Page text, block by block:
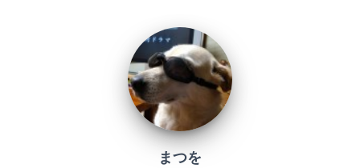
まつを